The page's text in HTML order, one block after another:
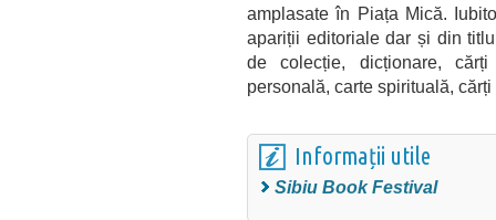
amplasate în Piața Mică.
apariții editoriale dar și din
de colecție, dicționare,
personală, carte spirituală,
Informații utile
Sibiu Book Festival